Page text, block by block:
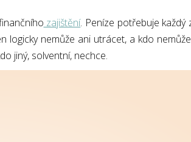
zajištění. Peníze potřebuje každý
logicky nemůže ani utrácet, a kdo
jiný, solventní, nechce.